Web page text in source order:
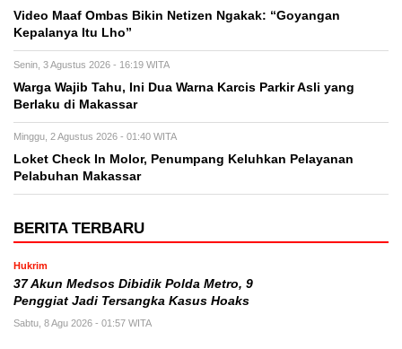
Video Maaf Ombas Bikin Netizen Ngakak: “Goyangan
Kepalanya Itu Lho”
Senin, 3 Agustus 2026 - 16:19 WITA
Warga Wajib Tahu, Ini Dua Warna Karcis Parkir Asli yang
Berlaku di Makassar
Minggu, 2 Agustus 2026 - 01:40 WITA
Loket Check In Molor, Penumpang Keluhkan Pelayanan
Pelabuhan Makassar
BERITA TERBARU
Hukrim
37 Akun Medsos Dibidik Polda Metro, 9
Penggiat Jadi Tersangka Kasus Hoaks
Sabtu, 8 Agu 2026 - 01:57 WITA